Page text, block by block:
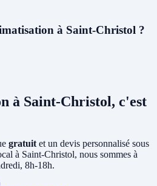
avant l'été), nous faisons notre
réversible) souffle directement de l'air
ou plancher chauffant) et peut aussi
Elle remplace avantageusement
éligible à MaPrimeRénov'.
à Saint-Christol ?
à Saint-Christol incluant le
du circuit frigorifique, le contrôle
éventuelle du fluide.
à Saint-Christol, c'est
gratuit et un devis personnalisé sous
à Saint-Christol, nous sommes à
8h-18h.